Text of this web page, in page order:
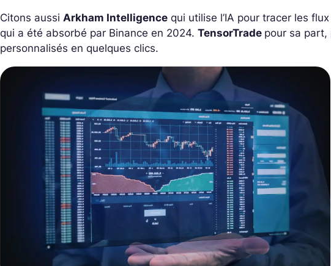
Citons aussiArkham Intelligence qui utilise l’IA pour tracer les
qui a été absorbé par Binance en 2024.TensorTrade pour sa part,
personnalisés en quelques clics.